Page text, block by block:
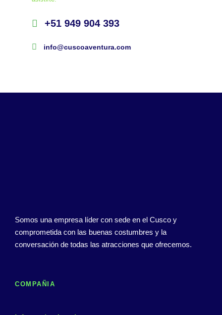
+51 949 904 393
info@cuscoaventura.com
Somos una empresa líder con sede en el Cusco y
comprometida con las buenas costumbres y la
conversación de todas las atracciones que ofrecemos.
COMPAÑIA